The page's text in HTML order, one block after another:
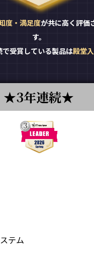
度・満足度が共に高く評価
す。
受賞している製品は殿堂
3年連続
テム